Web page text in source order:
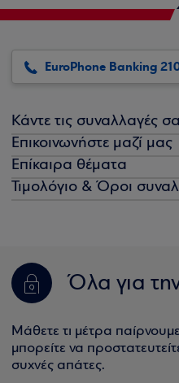
EuroPhone Banking
Κάντε τις συναλλαγές
Επικοινωνήστε μαζί μας
Επίκαιρα θέματα
Τιμολόγιο & Όροι
Όλα για
Μάθετε τι μέτρα
μπορείτε να
συχνές απάτες.